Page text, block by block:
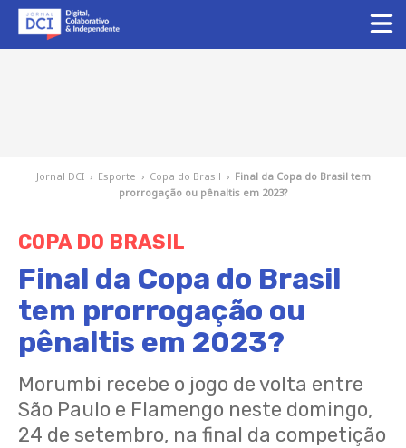
Jornal DCI › Esporte › Copa do Brasil › Final da Copa do Brasil tem
prorrogação ou pênaltis em 2023?
COPA DO BRASIL
Final da Copa do Brasil
tem prorrogação ou
pênaltis em 2023?
Morumbi recebe o jogo de volta entre
São Paulo e Flamengo neste domingo,
24 de setembro, na final da competição